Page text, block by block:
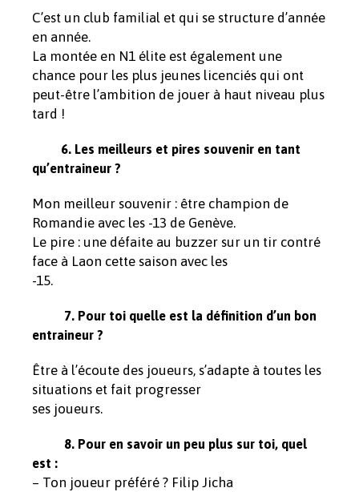
C’est un club familial et qui se structure d’année
en année.
La montée en N1 élite est également une
chance pour les plus jeunes licenciés qui ont
peut-être l’ambition de jouer à haut niveau plus
tard !
6. Les meilleurs et pires souvenir en tant
qu’entraineur ?
Mon meilleur souvenir : être champion de
Romandie avec les -13 de Genève.
Le pire : une défaite au buzzer sur un tir contré
face à Laon cette saison avec les
-15.
7. Pour toi quelle est la définition d’un bon
entraineur ?
Être à l’écoute des joueurs, s’adapte à toutes les
situations et fait progresser
ses joueurs.
8. Pour en savoir un peu plus sur toi, quel
est :
– Ton joueur préféré ? Filip Jicha